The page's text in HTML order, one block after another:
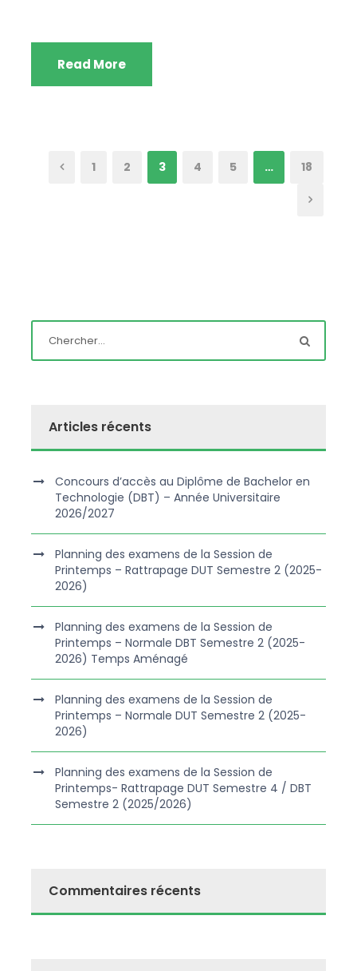
Read More
1 2 3 4 5 … 18
Articles récents
Concours d’accès au Diplôme de Bachelor en
Technologie (DBT) – Année Universitaire
2026/2027
Planning des examens de la Session de
Printemps – Rattrapage DUT Semestre 2 (2025-
2026)
Planning des examens de la Session de
Printemps – Normale DBT Semestre 2 (2025-
2026) Temps Aménagé
Planning des examens de la Session de
Printemps – Normale DUT Semestre 2 (2025-
2026)
Planning des examens de la Session de
Printemps- Rattrapage DUT Semestre 4 / DBT
Semestre 2 (2025/2026)
Commentaires récents